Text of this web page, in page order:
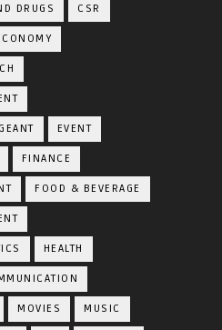
DRUGS CSR
EVENT
FINANCE
FOOD & BEVERAGE
HEALTH
MOVIES MUSIC